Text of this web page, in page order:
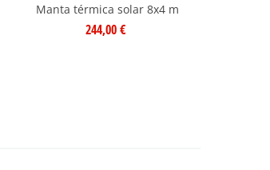
Manta térmica solar 8x4 m
244,00 €